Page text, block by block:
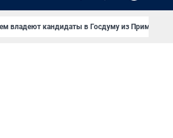
владеют кандидаты в Госдуму из Приморья